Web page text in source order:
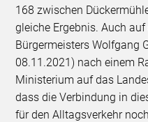
168 zwischen
gleiche Ergebnis. Auch
Bürgermeisters Wolfgang
08.11.2021) nach einem
Ministerium auf das
dass die Verbindung in
für den Alltagsverkehr